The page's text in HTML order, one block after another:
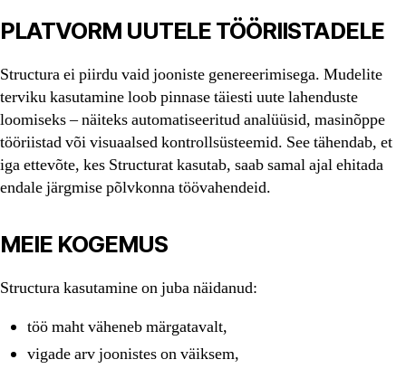
PLATVORM UUTELE TÖÖRIISTADELE
Structura ei piirdu vaid jooniste genereerimisega. Mudelite
terviku kasutamine loob pinnase täiesti uute lahenduste
loomiseks – näiteks automatiseeritud analüüsid, masinõppe
tööriistad või visuaalsed kontrollsüsteemid. See tähendab, et
iga ettevõte, kes Structurat kasutab, saab samal ajal ehitada
endale järgmise põlvkonna töövahendeid.
MEIE KOGEMUS
Structura kasutamine on juba näidanud:
töö maht väheneb märgatavalt,
vigade arv joonistes on väiksem,